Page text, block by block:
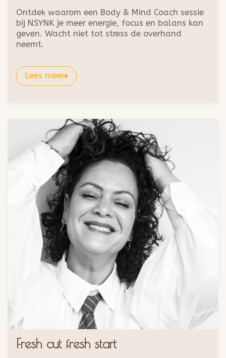
Ontdek waarom een Body & Mind Coach sessie
bij NSYNK je meer energie, focus en balans kan
geven. Wacht niet tot stress de overhand
neemt.
Lees meer
Fresh cut fresh start